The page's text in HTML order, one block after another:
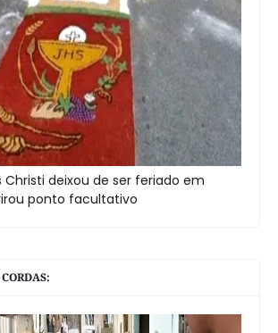
Christi deixou de ser feriado em
ponto facultativo